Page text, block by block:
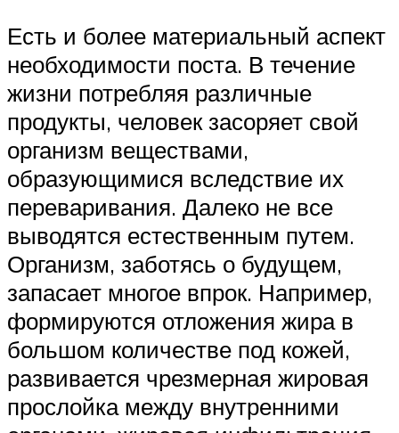
Есть и более материальный аспект
необходимости поста. В течение
жизни потребляя различные
продукты, человек засоряет свой
организм веществами,
образующимися вследствие их
переваривания. Далеко не все
выводятся естественным путем.
Организм, заботясь о будущем,
запасает многое впрок. Например,
формируются отложения жира в
большом количестве под кожей,
развивается чрезмерная жировая
прослойка между внутренними